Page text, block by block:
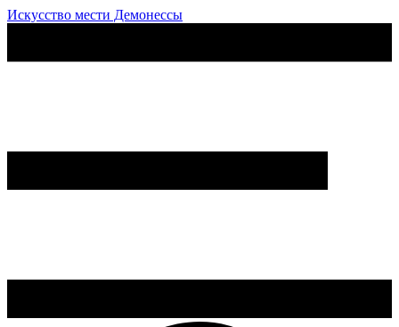
Искусство мести Демонессы